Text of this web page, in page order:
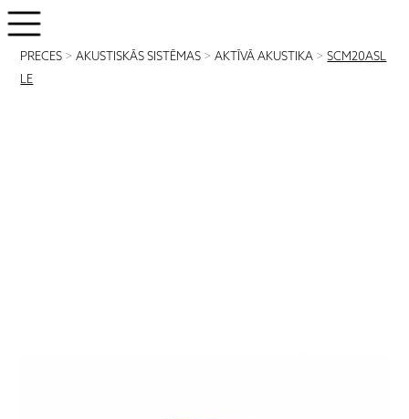
PRECES >AKUSTISKĀS SISTĒMAS >AKTĪVĀ AKUSTIKA >SCM20ASL
LE